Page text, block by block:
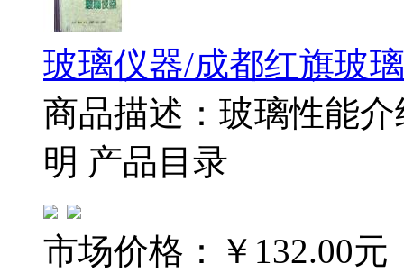
玻璃仪器/成都红旗玻
商品描述：玻璃性能
明 产品目录
市场价格：
￥132.00元